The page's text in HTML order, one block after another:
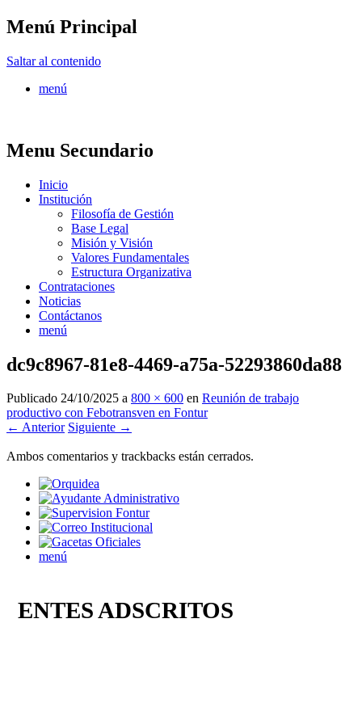
Menú Principal
Saltar al contenido
menú
Menu Secundario
Inicio
Institución
Filosofía de Gestión
Base Legal
Misión y Visión
Valores Fundamentales
Estructura Organizativa
Contrataciones
Noticias
Contáctanos
menú
dc9c8967-81e8-4469-a75a-52293860da88
Publicado 24/10/2025 a 800 × 600 en Reunión de trabajo
productivo con Febotransven en Fontur
← Anterior Siguiente →
Ambos comentarios y trackbacks están cerrados.
menú
ENTES ADSCRITOS